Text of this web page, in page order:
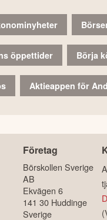
öppettider Börja
Aktieappen för
Företag
Börskollen Sverige
AB
Ekvägen 6
141 30 Huddinge
Sverige